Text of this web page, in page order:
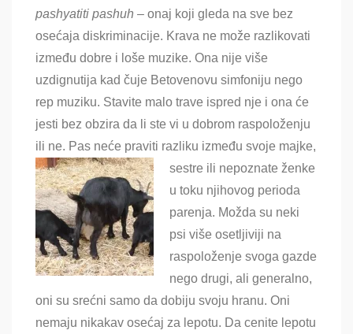
pashyatiti pashuh – onaj koji gleda na sve bez
osećaja diskriminacije. Krava ne može razlikovati
između dobre i loše muzike. Ona nije više
uzdignutija kad čuje Betovenovu simfoniju nego
rep muziku. Stavite malo trave ispred nje i ona će
jesti bez obzira da li ste vi u dobrom raspoloženju
ili ne. Pas neće praviti razliku između svoje majke,
sestre ili nepoznate ženke
u toku njihovog perioda
parenja. Možda su neki
psi više osetljiviji na
raspoloženje svoga gazde
nego drugi, ali generalno,
oni su srećni samo da dobiju svoju hranu. Oni
nemaju nikakav osećaj za lepotu. Da cenite lepotu